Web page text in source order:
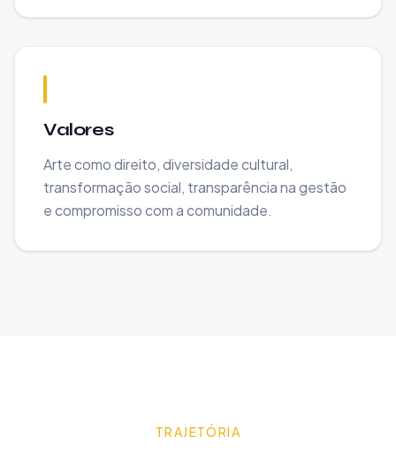
Valores
Arte como direito, diversidade cultural,
transformação social, transparência na gestão
e compromisso com a comunidade.
TRAJETÓRIA